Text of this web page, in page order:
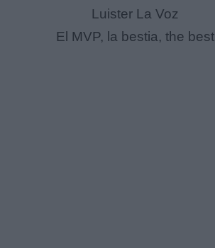
Luister La Voz
El MVP, la bestia, the best